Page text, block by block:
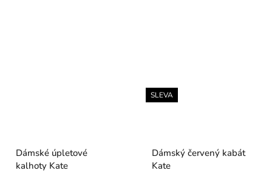
Dámské úpletové
kalhoty Kate
SLEVA
Dámský červený kabát
Kate